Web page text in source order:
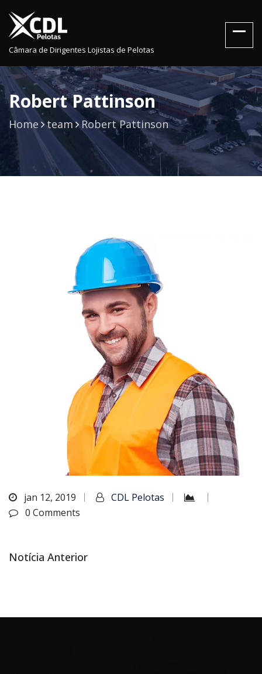
Câmara de Dirigentes Lojistas de Pelotas
Robert Pattinson
Home team Robert Pattinson
jan 12, 2019
CDL Pelotas
0 Comments
Navegação
Post
Notícia
Notícia Anterior